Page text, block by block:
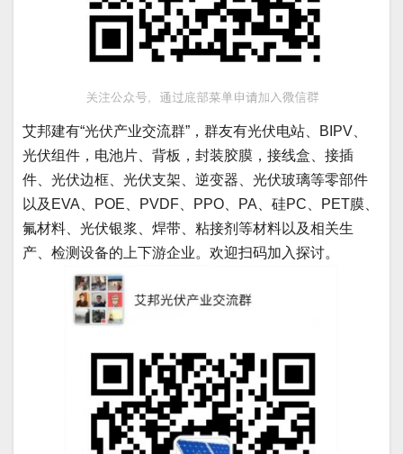
艾邦建有“光伏产业交流群”，群友有光伏电站、BIPV、
光伏组件，电池片、背板，封装胶膜，接线盒、接插
件、光伏边框、光伏支架、逆变器、光伏玻璃等零部件
以及EVA、POE、PVDF、PPO、PA、硅PC、PET膜、
氟材料、光伏银浆、焊带、粘接剂等材料以及相关生
产、检测设备的上下游企业。欢迎扫码加入探讨。